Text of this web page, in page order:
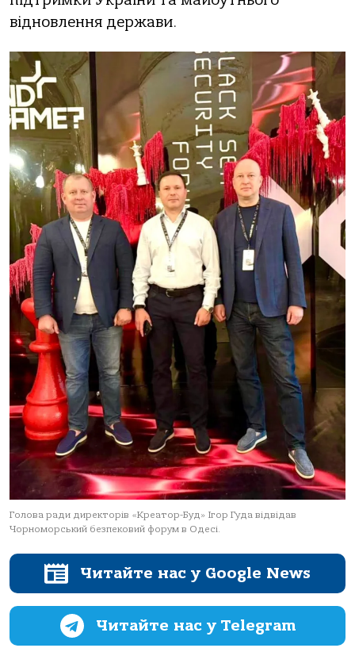
відновлення держави.
Голова ради директорів «Креатор-Буд» Ігор Гуда відвідав
Чорноморський безпековий форум в Одесі.
Читайте нас у Google News
Читайте нас у Telegram